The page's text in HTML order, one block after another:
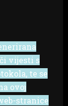
vijesti s
te se
ovoj
stranice